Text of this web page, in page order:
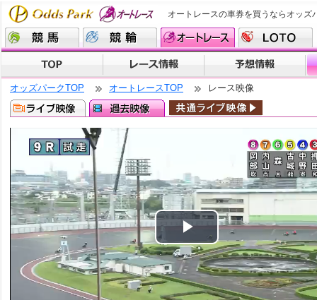
オートレースの車券を買うならオッズ
オッズパークTOP オートレースTOP レース映像
Play
Video